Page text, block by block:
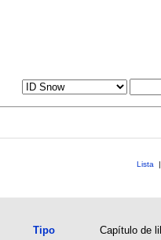
Lista |
Tipo
Capítulo de